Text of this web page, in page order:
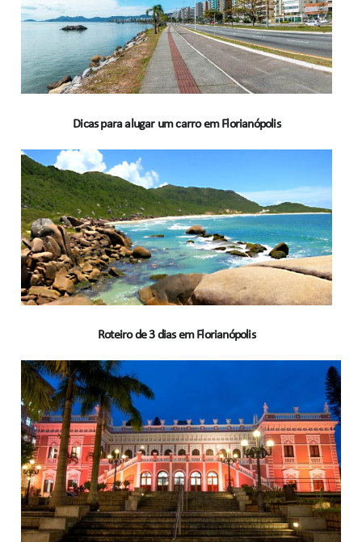
Dicas para alugar um carro em Florianópolis
Roteiro de 3 dias em Florianópolis